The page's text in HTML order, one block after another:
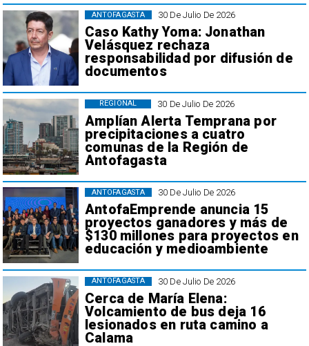
30 De Julio De 2026
Caso Kathy Yoma: Jonathan
Velásquez rechaza
responsabilidad por difusión de
documentos
ANTOFAGASTA
30 De Julio De 2026
Amplían Alerta Temprana por
precipitaciones a cuatro
comunas de la Región de
Antofagasta
REGIONAL
30 De Julio De 2026
AntofaEmprende anuncia 15
proyectos ganadores y más de
$130 millones para proyectos en
educación y medioambiente
ANTOFAGASTA
30 De Julio De 2026
Cerca de María Elena:
Volcamiento de bus deja 16
lesionados en ruta camino a
Calama
ANTOFAGASTA